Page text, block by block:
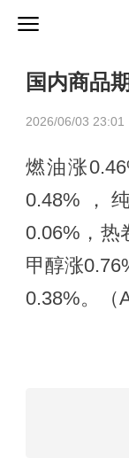
国内商品
2026/06/03 23:01
燃油涨
0.48%，
0.06%，热
甲醇涨
0.38%。（